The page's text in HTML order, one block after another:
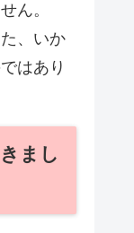
ん。
、いか
はあり
まし